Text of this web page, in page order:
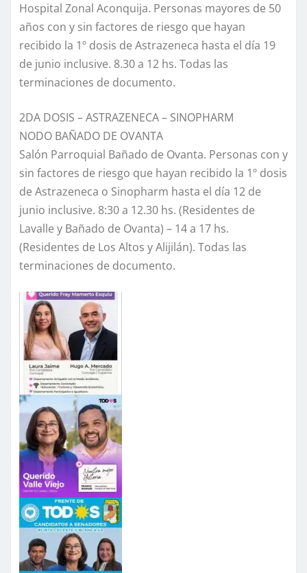
Hospital Zonal Aconquija. Personas mayores de 50
años con y sin factores de riesgo que hayan
recibido la 1º dosis de Astrazeneca hasta el día 19
de junio inclusive. 8.30 a 12 hs. Todas las
terminaciones de documento.
2DA DOSIS – ASTRAZENECA – SINOPHARM
NODO BAÑADO DE OVANTA
Salón Parroquial Bañado de Ovanta. Personas con y
sin factores de riesgo que hayan recibido la 1º dosis
de Astrazeneca o Sinopharm hasta el día 12 de
junio inclusive. 8:30 a 12.30 hs. (Residentes de
Lavalle y Bañado de Ovanta) – 14 a 17 hs.
(Residentes de Los Altos y Alijilán). Todas las
terminaciones de documento.